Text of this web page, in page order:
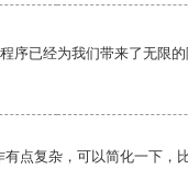
序已经为我们带来了无限的
有点复杂，可以简化一下，